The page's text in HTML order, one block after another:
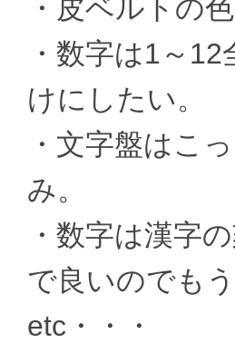
・皮ベルトの
・数字は1～
けにしたい。
・文字盤はこ
み。
・数字は漢字
で良いのでも
etc・・・